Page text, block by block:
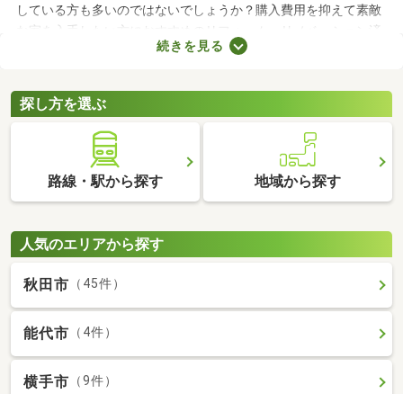
している方も多いのではないでしょうか？購入費用を抑えて素敵
な家を入手したい方におすすめのリフォーム・リノベーション済
みの中古一軒家を紹介します。築年数が古くても新しい設備が整
快適に暮らせますよ。
続きを見る
探し方を選ぶ
路線・駅から探す 地域から探す
人気のエリアから探す
秋田市 （45件）
能代市 （4件）
横手市 （9件）